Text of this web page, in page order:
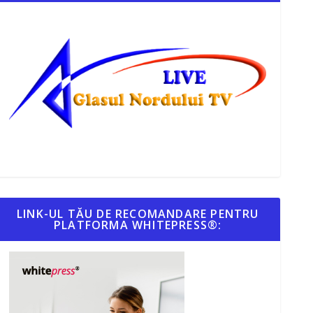
LINK-UL TĂU DE RECOMANDARE PENTRU
PLATFORMA WHITEPRESS®: